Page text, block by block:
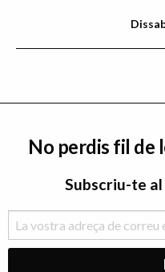
No perdis fil de
Subscriu-te